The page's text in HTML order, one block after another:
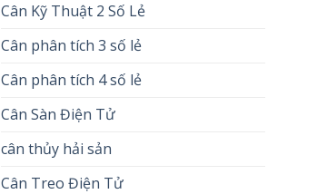
Cân Kỹ Thuật 2 Số Lẻ
Cân phân tích 3 số lẻ
Cân phân tích 4 số lẻ
Cân Sàn Điện Tử
cân thủy hải sản
Cân Treo Điện Tử